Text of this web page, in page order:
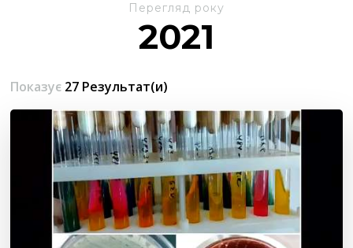
Перегляд року
2021
Показує 27 Результат(и)